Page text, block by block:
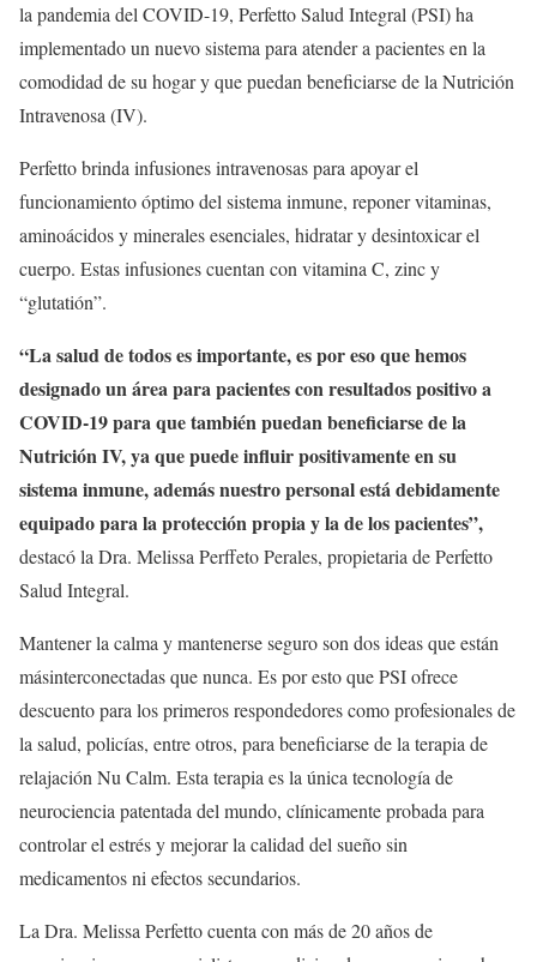
la pandemia del COVID-19, Perfetto Salud Integral (PSI) ha
implementado un nuevo sistema para atender a pacientes en la
comodidad de su hogar y que puedan beneficiarse de la Nutrición
Intravenosa (IV).
Perfetto brinda infusiones intravenosas para apoyar el
funcionamiento óptimo del sistema inmune, reponer vitaminas,
aminoácidos y minerales esenciales, hidratar y desintoxicar el
cuerpo. Estas infusiones cuentan con vitamina C, zinc y
“glutatión”.
“La salud de todos es importante, es por eso que hemos
designado un área para pacientes con resultados positivo a
COVID-19 para que también puedan beneficiarse de la
Nutrición IV, ya que puede influir positivamente en su
sistema inmune, además nuestro personal está debidamente
equipado para la protección propia y la de los pacientes”,
destacó la Dra. Melissa Perffeto Perales, propietaria de Perfetto
Salud Integral.
Mantener la calma y mantenerse seguro son dos ideas que están
másinterconectadas que nunca. Es por esto que PSI ofrece
descuento para los primeros respondedores como profesionales de
la salud, policías, entre otros, para beneficiarse de la terapia de
relajación Nu Calm. Esta terapia es la única tecnología de
neurociencia patentada del mundo, clínicamente probada para
controlar el estrés y mejorar la calidad del sueño sin
medicamentos ni efectos secundarios.
La Dra. Melissa Perfetto cuenta con más de 20 años de